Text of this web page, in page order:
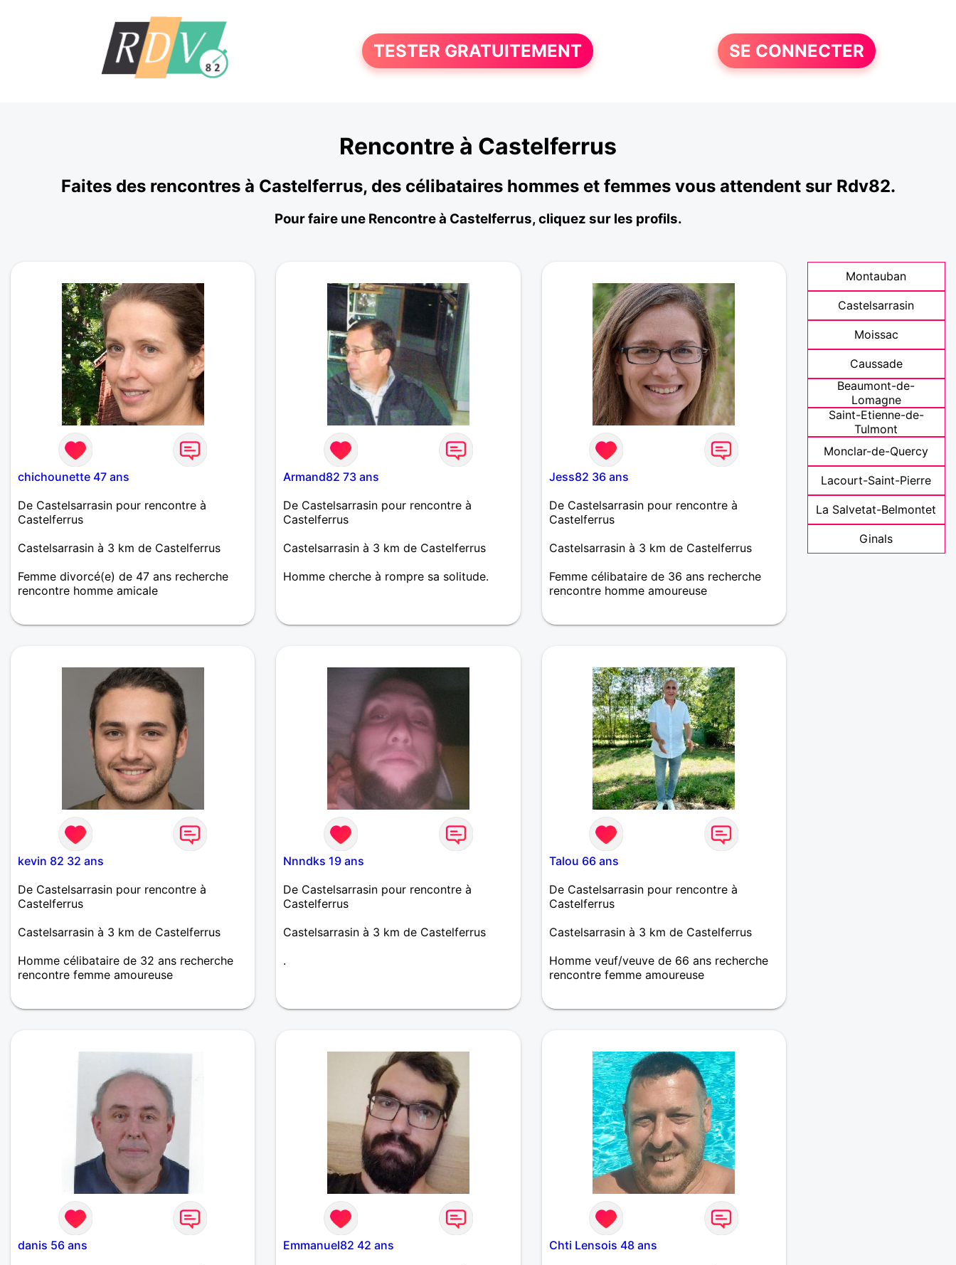
TESTER GRATUITEMENT SE CONNECTER
Rencontre à Castelferrus
Faites des rencontres à Castelferrus, des célibataires hommes et femmes vous attendent sur Rdv82.
Pour faire une Rencontre à Castelferrus, cliquez sur les profils.
chichounette 47 ans
De Castelsarrasin pour rencontre à
Castelferrus
Castelsarrasin à 3 km de Castelferrus
Femme divorcé(e) de 47 ans recherche
rencontre homme amicale
voudrais pouvoir la partager à deux.
Armand82 73 ans
De Castelsarrasin pour rencontre à
Castelferrus
Castelsarrasin à 3 km de Castelferrus
Homme cherche à rompre sa solitude.
Jess82 36 ans
De Castelsarrasin pour rencontre à
Castelferrus
Castelsarrasin à 3 km de Castelferrus
Femme célibataire de 36 ans recherche
rencontre homme amoureuse
une personne franche.
kevin 82 32 ans
De Castelsarrasin pour rencontre à
Castelferrus
Castelsarrasin à 3 km de Castelferrus
Homme célibataire de 32 ans recherche
rencontre femme amoureuse
attentionné, mais je suis un peu timide. Je
Nnndks 19 ans
De Castelsarrasin pour rencontre à
Castelferrus
Castelsarrasin à 3 km de Castelferrus
.
Talou 66 ans
De Castelsarrasin pour rencontre à
Castelferrus
Castelsarrasin à 3 km de Castelferrus
Homme veuf/veuve de 66 ans recherche
rencontre femme amoureuse
montagne le vélo , mais aussi bien un bon
danis 56 ans
Emmanuel82 42 ans
Chti Lensois 48 ans
Montauban
Castelsarrasin
Moissac
Caussade
Beaumont-de-
Lomagne
Saint-Etienne-de-
Tulmont
Monclar-de-Quercy
Lacourt-Saint-Pierre
La Salvetat-Belmontet
Ginals